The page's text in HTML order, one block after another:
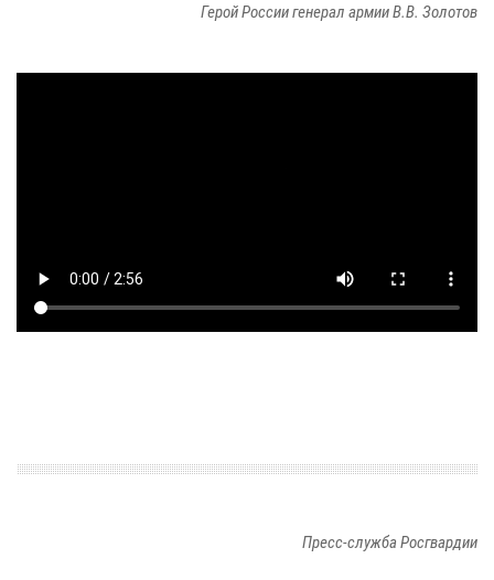
Герой России генерал армии В.В. Золотов
Пресс-служба Росгвардии